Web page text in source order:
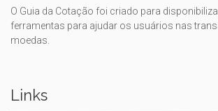
O Guia da Cotação foi criado para
ferramentas para ajudar os usuários nas
moedas.
Links